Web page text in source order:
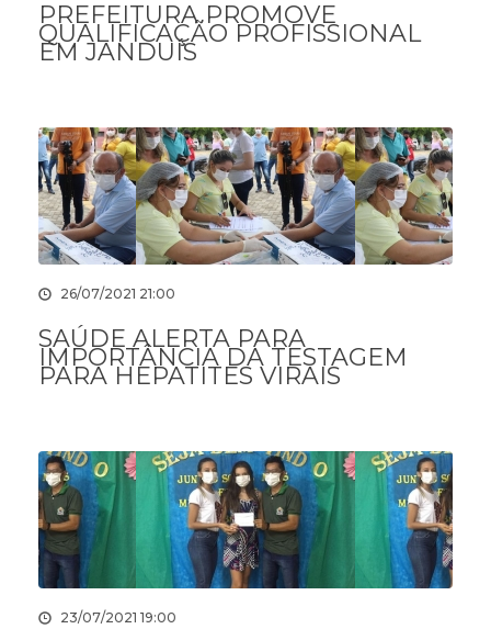
PREFEITURA PROMOVE
QUALIFICAÇÃO PROFISSIONAL
EM JANDUÍS
26/07/2021 21:00
SAÚDE ALERTA PARA
IMPORTÂNCIA DA TESTAGEM
PARA HEPATITES VIRAIS
23/07/2021 19:00